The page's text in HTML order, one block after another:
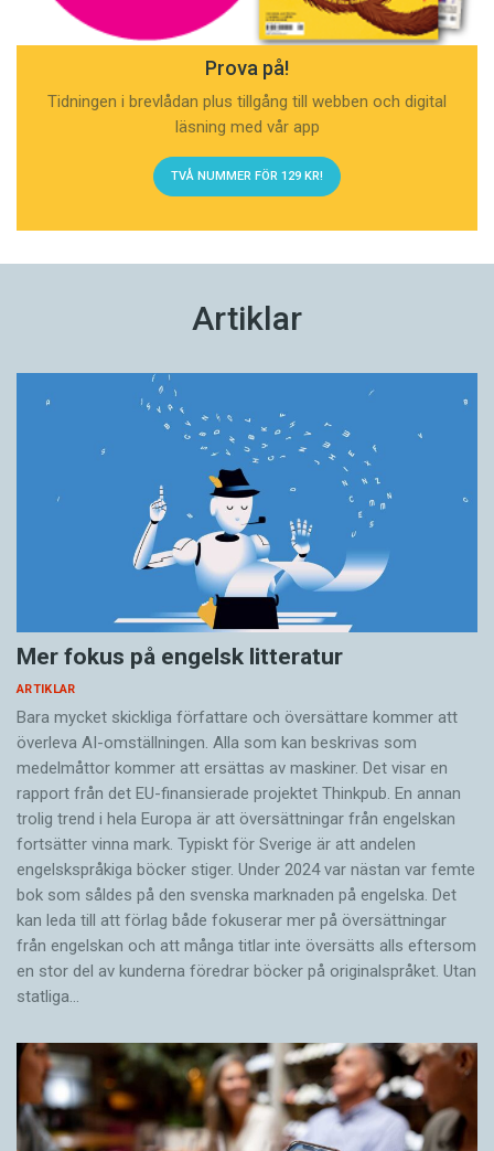
Prova på!
Tidningen i brevlådan plus tillgång till webben och digital
läsning med vår app
TVÅ NUMMER FÖR 129 KR!
Artiklar
Mer fokus på engelsk litteratur
ARTIKLAR
Bara mycket skickliga författare och översättare ­kommer att
överleva AI-omställningen. Alla som kan beskrivas som
medelmåttor kommer att ersättas av maskiner. Det visar en
rapport från det EU-finansierade projektet Thinkpub. En annan
trolig trend i hela Europa är att översättningar från engelskan
fortsätter vinna mark. Typiskt för Sverige är att andelen
engelskspråkiga böcker stiger. Under 2024 var nästan var femte
bok som såldes på den svenska marknaden på engelska. Det
kan leda till att förlag både fokuserar mer på översättningar
från engelskan och att många titlar inte översätts alls eftersom
en stor del av kunderna föredrar böcker på originalspråket. Utan
statliga…